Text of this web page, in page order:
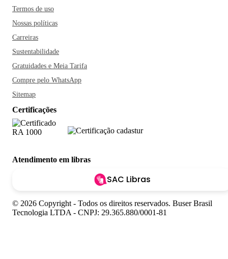
Termos de uso
Nossas políticas
Carreiras
Sustentabilidade
Gratuidades e Meia Tarifa
Compre pelo WhatsApp
Sitemap
Certificações
Atendimento em libras
SAC Libras
© 2026 Copyright - Todos os direitos reservados. Buser Brasil
Tecnologia LTDA - CNPJ: 29.365.880/0001-81